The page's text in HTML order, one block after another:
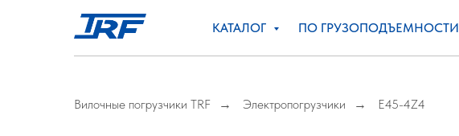
КАТАЛОГ ПО ГРУЗОПОДЪЕМНОСТИ
Вилочные погрузчики TRF → Электропогрузчики → E45-4Z4